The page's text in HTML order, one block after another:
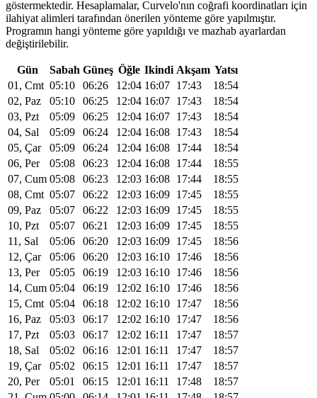
göstermektedir. Hesaplamalar, Curvelo'nın coğrafi koordinatları için
ilahiyat alimleri tarafından önerilen yönteme göre yapılmıştır.
Programın hangi yönteme göre yapıldığı ve mazhab ayarlardan
değiştirilebilir.
Gün Sabah Güneş Öğle Ikindi Akşam Yatsı
01, Cmt 05:10 06:26 12:04 16:07 17:43
18:54
02, Paz
05:10 06:25 12:04 16:07 17:43
18:54
03, Pzt
05:09 06:25 12:04 16:07 17:43
18:54
04, Sal
05:09 06:24 12:04 16:08 17:43
18:54
05, Çar
05:09 06:24 12:04 16:08 17:44
18:54
06, Per
05:08 06:23 12:04 16:08 17:44
18:55
07, Cum 05:08 06:23 12:03 16:08 17:44
18:55
08, Cmt 05:07 06:22 12:03 16:09 17:45
18:55
09, Paz
05:07 06:22 12:03 16:09 17:45
18:55
10, Pzt
05:07 06:21 12:03 16:09 17:45
18:55
11, Sal
05:06 06:20 12:03 16:09 17:45
18:56
12, Çar
05:06 06:20 12:03 16:10 17:46
18:56
13, Per
05:05 06:19 12:03 16:10 17:46
18:56
14, Cum 05:04 06:19 12:02 16:10 17:46
18:56
15, Cmt 05:04 06:18 12:02 16:10 17:47
18:56
16, Paz
05:03 06:17 12:02 16:10 17:47
18:56
17, Pzt
05:03 06:17 12:02 16:11 17:47
18:57
18, Sal
05:02 06:16 12:01 16:11 17:47
18:57
19, Çar
05:02 06:15 12:01 16:11 17:47
18:57
20, Per
05:01 06:15 12:01 16:11 17:48
18:57